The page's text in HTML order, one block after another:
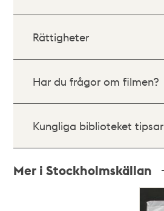
Rättigheter
Har du frågor om filmen?
Kungliga biblioteket tipsar
Mer i Stockholmskällan